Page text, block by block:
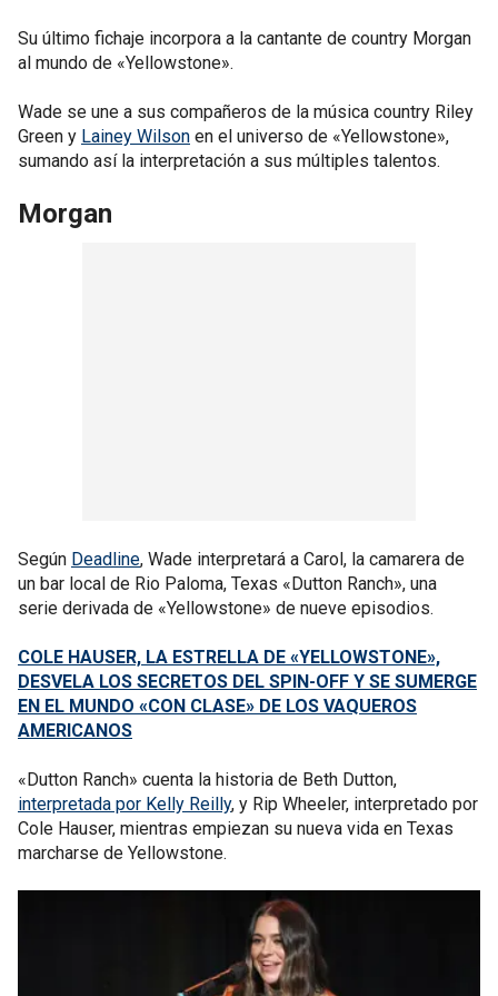
Su último fichaje incorpora a la cantante de country Morgan
al mundo de «Yellowstone».
Wade se une a sus compañeros de la música country Riley
Green y Lainey Wilson en el universo de «Yellowstone»,
sumando así la interpretación a sus múltiples talentos.
Morgan
Según Deadline, Wade interpretará a Carol, la camarera de
un bar local de Rio Paloma, Texas «Dutton Ranch», una
serie derivada de «Yellowstone» de nueve episodios.
COLE HAUSER, LA ESTRELLA DE «YELLOWSTONE»,
DESVELA LOS SECRETOS DEL SPIN-OFF Y SE SUMERGE
EN EL MUNDO «CON CLASE» DE LOS VAQUEROS
AMERICANOS
«Dutton Ranch» cuenta la historia de Beth Dutton,
interpretada por Kelly Reilly, y Rip Wheeler, interpretado por
Cole Hauser, mientras empiezan su nueva vida en Texas
marcharse de Yellowstone.